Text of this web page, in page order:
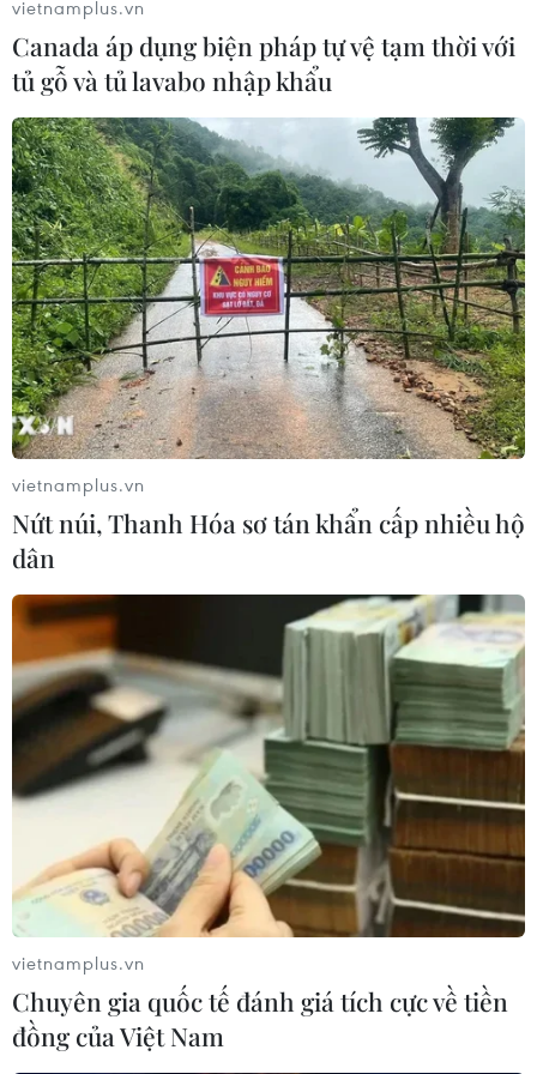
ASEAN Cup 2026: Tuyển Việt Nam
bước vào thử thách lớn nhất
03/08/2026 13:04
Xem trực tiếp Indonesia-Việt Nam tại
ASEAN Cup 2026 trên kênh nào?
03/08/2026 09:21
Đội tuyển Việt Nam đặt mục
tiêu 3 điểm, cảnh báo Indonesia
trước giờ G
03/08/2026 07:39
ASEAN Cup 2026: Indonesia tổn thất
lực lượng trước trận quyết đấu tuyển
Việt Nam
03/08/2026 07:21
Làn sóng phản đối lan khắp châu Âu,
FIFA đối diện yêu cầu cải tổ
03/08/2026 05:01
Nhận định Campuchia vs
Timor Leste: Trận chiến vì 3 điểm
danh dự cho "Các chiến binh
Angkor"
03/08/2026 03:30
vietnamplus.vn
Canada áp dụng biện pháp tự vệ tạm thời với
tủ gỗ và tủ lavabo nhập khẩu
vietnamplus.vn
Nứt núi, Thanh Hóa sơ tán khẩn cấp nhiều hộ
dân
vietnamplus.vn
Chuyên gia quốc tế đánh giá tích cực về tiền
đồng của Việt Nam